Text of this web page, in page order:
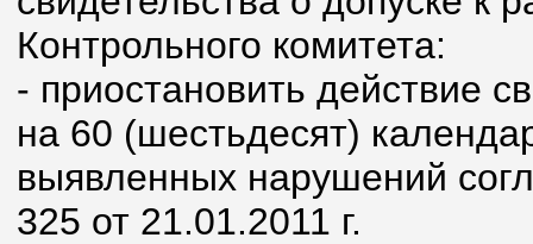
Контрольного комитета:
- приостановить действие
на 60 (шестьдесят)
выявленных нарушений
325 от 21.01.2011 г.